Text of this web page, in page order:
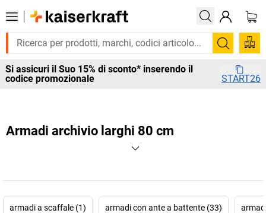
Cerca
Si assicuri il Suo 15% di sconto* inserendo il
codice promozionale
START26
Armadi archivio larghi 80 cm
armadi a scaffale (1) armadi con ante a battente (33)